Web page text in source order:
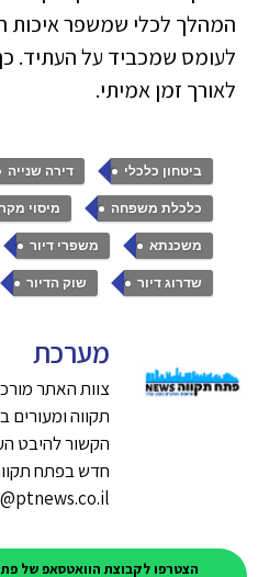
המהלך לכלי שמשפר איכות
לעומס שמכביד על העתיד.
לאורך זמן אמיתי.
ביטחון כלכלי , דירה שנייה
כלכלת משפחה , מיסוי
משכנתא , משפרי דיור ,
שדרוג דיור , שוק הדיור ,
מערכת
צוות האתר
תקווה
הקשור להיבט
חדש בפתח